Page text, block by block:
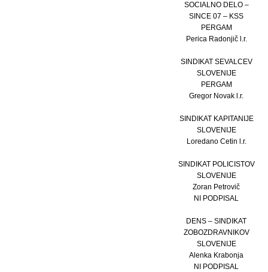
SOCIALNO DELO –
SINCE 07 – KSS
PERGAM
Perica Radonjič l.r.
SINDIKAT SEVALCEV
SLOVENIJE
PERGAM
Gregor Novak l.r.
SINDIKAT KAPITANIJE
SLOVENIJE
Loredano Cetin l.r.
SINDIKAT POLICISTOV
SLOVENIJE
Zoran Petrovič
NI PODPISAL
DENS – SINDIKAT
ZOBOZDRAVNIKOV
SLOVENIJE
Alenka Krabonja
NI PODPISAL